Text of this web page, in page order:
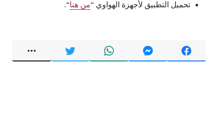
تحميل التطبيق لأجهزة الهواوي “من هنا“.